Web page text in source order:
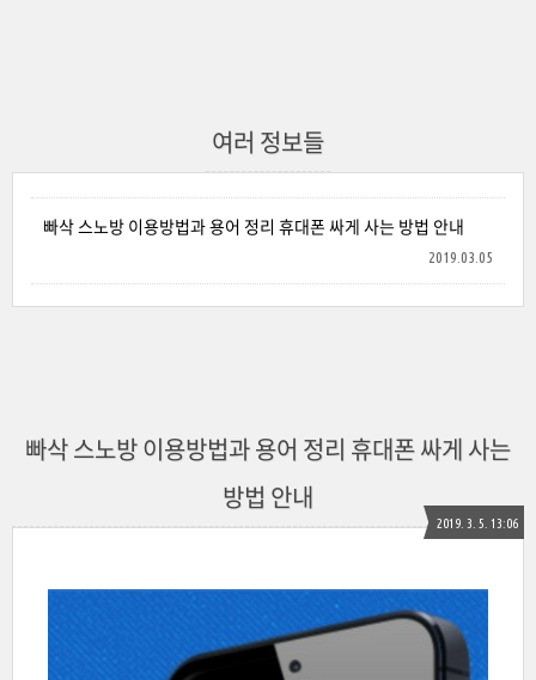
여러 정보들
빠삭 스노방 이용방법과 용어 정리 휴대폰 싸게 사는 방법 안내
2019.03.05
빠삭 스노방 이용방법과 용어 정리 휴대폰 싸게 사는
방법 안내
2019. 3. 5. 13:06